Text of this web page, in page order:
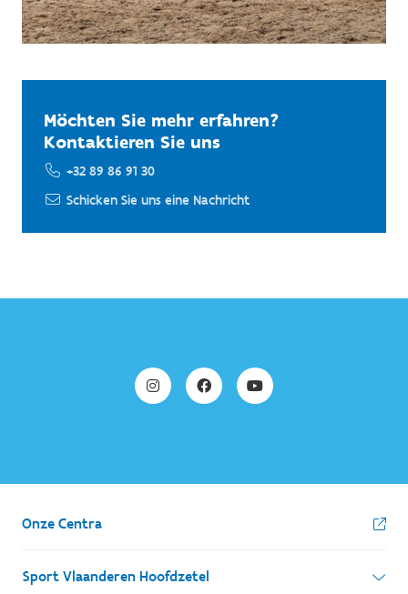
Möchten Sie mehr erfahren?
Kontaktieren Sie uns
+32 89 86 91 30
Schicken Sie uns eine Nachricht
Onze Centra
Sport Vlaanderen Hoofdzetel